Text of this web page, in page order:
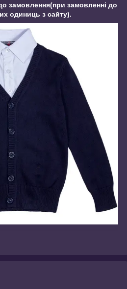
замовлення(при замовленні до
одиниць з сайту).